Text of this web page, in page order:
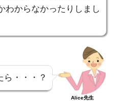
わからなかったりしまし
ら・・・？
Alice先生